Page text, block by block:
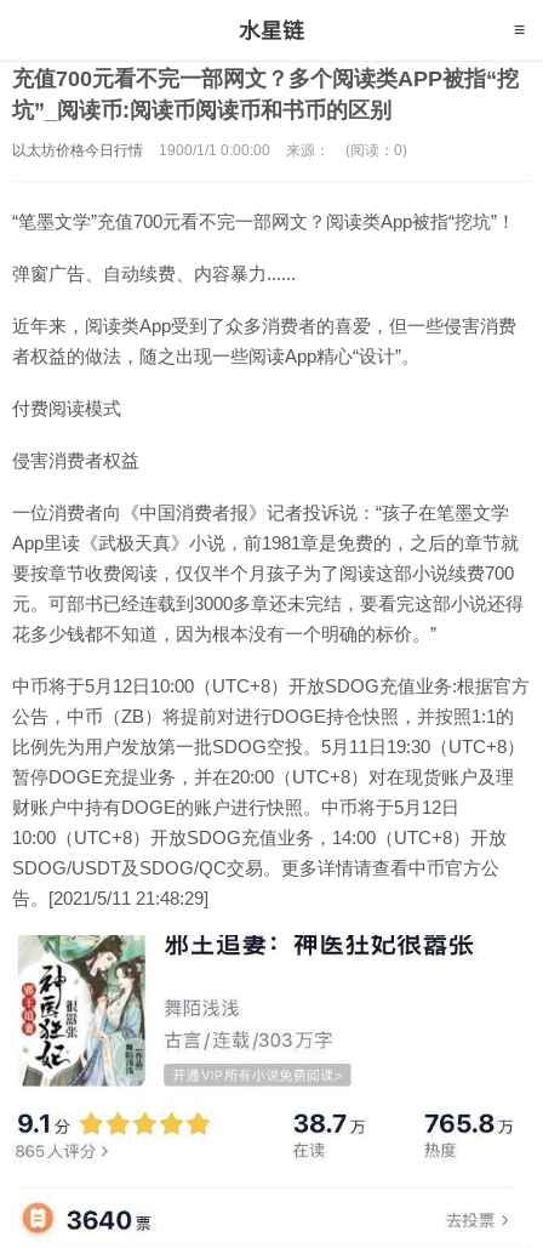
充值700元看不完一部网文？多个阅读类APP被指“挖
坑”_阅读币:阅读币阅读币和书币的区别
以太坊价格今日行情 1900/1/1 0:00:00 来源： (阅读：0)
“笔墨文学”充值700元看不完一部网文？阅读类App被指“挖坑”！
弹窗广告、自动续费、内容暴力......
近年来，阅读类App受到了众多消费者的喜爱，但一些侵害消费
者权益的做法，随之出现一些阅读App精心“设计”。
付费阅读模式
侵害消费者权益
一位消费者向《中国消费者报》记者投诉说：“孩子在笔墨文学
App里读《武极天真》小说，前1981章是免费的，之后的章节就
要按章节收费阅读，仅仅半个月孩子为了阅读这部小说续费700
元。可部书已经连载到3000多章还未完结，要看完这部小说还得
花多少钱都不知道，因为根本没有一个明确的标价。”
中币将于5月12日10:00（UTC+8）开放SDOG充值业务:根据官方
公告，中币（ZB）将提前对进行DOGE持仓快照，并按照1:1的
比例先为用户发放第一批SDOG空投。5月11日19:30（UTC+8）
暂停DOGE充提业务，并在20:00（UTC+8）对在现货账户及理
财账户中持有DOGE的账户进行快照。中币将于5月12日
10:00（UTC+8）开放SDOG充值业务，14:00（UTC+8）开放
SDOG/USDT及SDOG/QC交易。更多详情请查看中币官方公
告。[2021/5/11 21:48:29]